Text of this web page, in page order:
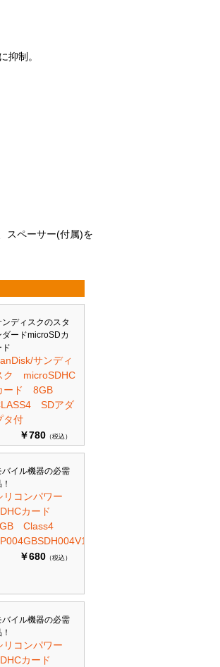
抑制。
スペーサー(付属)を
ンディスクのスタ
ダードmicroSDカ
ド
サンディ
ク microSDHC
ード 8GB
SDアダ
タ付
￥780 （税込）
バイル機器の必需
リコンパワー
カード
Class4
￥680 （税込）
バイル機器の必需
リコンパワー
カード